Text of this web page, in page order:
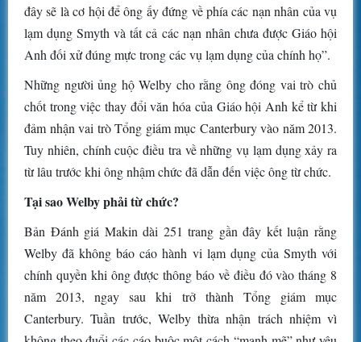
đây sẽ là cơ hội để ông ấy đứng về phía các nạn nhân của vụ
lạm dụng Smyth và tất cả các nạn nhân chưa được Giáo hội
Anh đối xử đúng mực trong các vụ lạm dụng của chính họ”.
Những người ủng hộ Welby cho rằng ông đóng vai trò chủ
chốt trong việc thay đổi văn hóa của Giáo hội Anh kể từ khi
đảm nhận vai trò Tổng giám mục Canterbury vào năm 2013.
Tuy nhiên, chính cuộc điều tra về những vụ lạm dụng xảy ra
từ lâu trước khi ông nhậm chức đã dẫn đến việc ông từ chức.
Tại sao Welby phải từ chức?
Bản Đánh giá Makin dài 251 trang gần đây kết luận rằng
Welby đã không báo cáo hành vi lạm dụng của Smyth với
chính quyền khi ông được thông báo về điều đó vào tháng 8
năm 2013, ngay sau khi trở thành Tổng giám mục
Canterbury. Tuần trước, Welby thừa nhận trách nhiệm vì